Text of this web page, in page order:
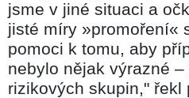
jsme v jiné situaci a
jisté míry »promoření«
pomoci k tomu, aby
nebylo nějak výrazné –
rizikových skupin," řekl